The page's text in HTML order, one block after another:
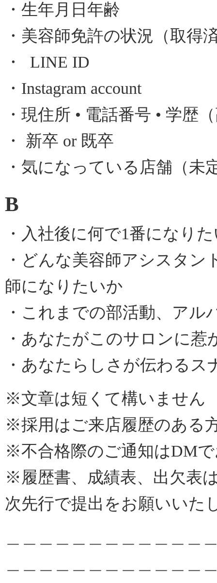
・生年月日年齢
・美容師免許の状況（取得
・ LINE ID
・Instagram account
・現住所 • 電話番号 • 学
・ 新卒 or 既卒
・気になっている店舗（未
B
・入社後に何で1番になり
・どんな美容師アシスタ
師になりたいか
・これまでの部活動、アル
・あなたがこのサロンに惹
・あなたらしさが伝わるス
※文章は短くて構いません
※採用はご来店履歴のある
※不合格際のご通知はDM
※履歴書、成績表、出欠表
次先行で提出をお願いいた